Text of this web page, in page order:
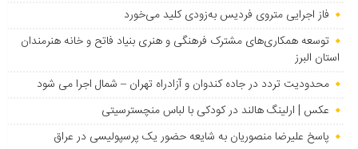
فاز اجرایی متروی فردیس به‌زودی کلید می‌خورد
توسعه همکاری‌های مشترک فرهنگی و هنری بنیاد فاتح و خانه هنرمندان
استان البرز
محدودیت تردد در جاده کندوان و آزادراه تهران – شمال اجرا می شود
عکس | ارلینگ هالند در کودکی با لباس منچسترسیتی
پاسخ علیرضا منصوریان به شایعه حضور یک پرسپولیسی در عراق